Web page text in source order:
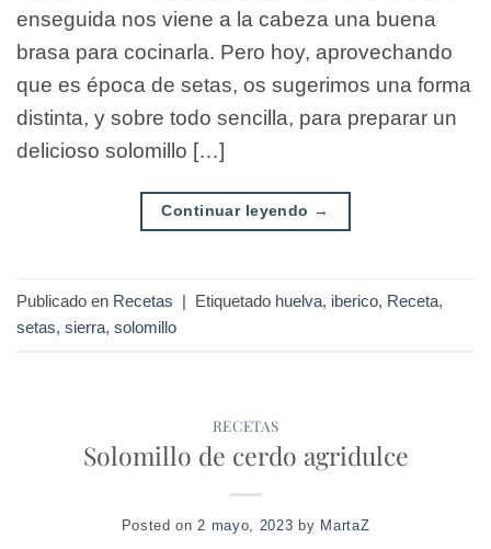
enseguida nos viene a la cabeza una buena
brasa para cocinarla. Pero hoy, aprovechando
que es época de setas, os sugerimos una forma
distinta, y sobre todo sencilla, para preparar un
delicioso solomillo […]
Continuar leyendo →
Publicado en Recetas | Etiquetado huelva, iberico, Receta,
setas, sierra, solomillo
RECETAS
Solomillo de cerdo agridulce
Posted on 2 mayo, 2023 by MartaZ